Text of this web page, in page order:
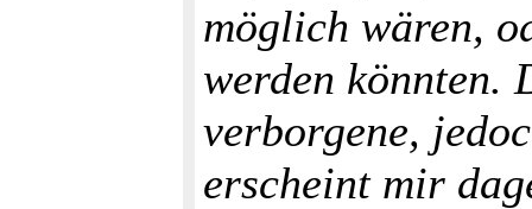
möglich wären,
werden könnten.
verborgene,
erscheint mir